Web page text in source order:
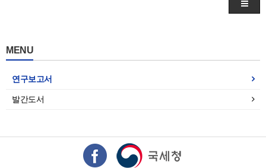
MENU
연구보고서
발간도서